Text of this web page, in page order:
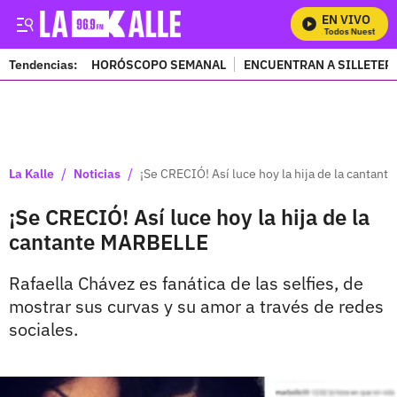
EN VIVO
Mira Todos Nuestros
Tendencias: HORÓSCOPO SEMANAL ENCUENTRAN A
La Kalle / Noticias / ¡Se CRECIÓ! Así luce hoy la hija de la cantante
¡Se CRECIÓ! Así luce hoy la hija de la
cantante MARBELLE
Rafaella Chávez es fanática de las selfies, de
mostrar sus curvas y su amor a través de redes
sociales.